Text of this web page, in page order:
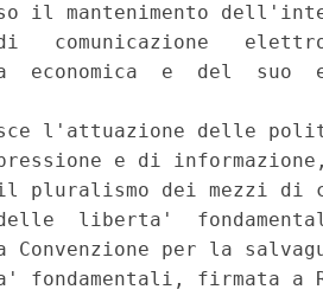
il mantenimento
comunicazione
economica  e  del  suo
l'attuazione delle
e di
dei mezzi di
liberta'
per la
firmata a